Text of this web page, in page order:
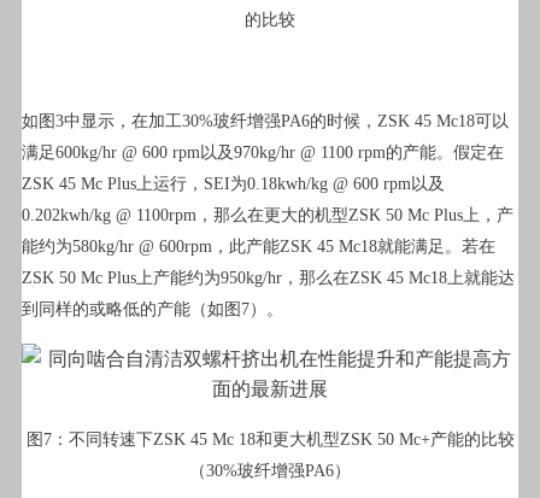
的比较
如图3中显示，在加工30%玻纤增强PA6的时候，ZSK 45 Mc18可以
满足600kg/hr @ 600 rpm以及970kg/hr @ 1100 rpm的产能。假定在
ZSK 45 Mc Plus上运行，SEI为0.18kwh/kg @ 600 rpm以及
0.202kwh/kg @ 1100rpm，那么在更大的机型ZSK 50 Mc Plus上，产
能约为580kg/hr @ 600rpm，此产能ZSK 45 Mc18就能满足。若在
ZSK 50 Mc Plus上产能约为950kg/hr，那么在ZSK 45 Mc18上就能达
到同样的或略低的产能（如图7）。
图7：不同转速下ZSK 45 Mc 18和更大机型ZSK 50 Mc+产能的比较
（30%玻纤增强PA6）